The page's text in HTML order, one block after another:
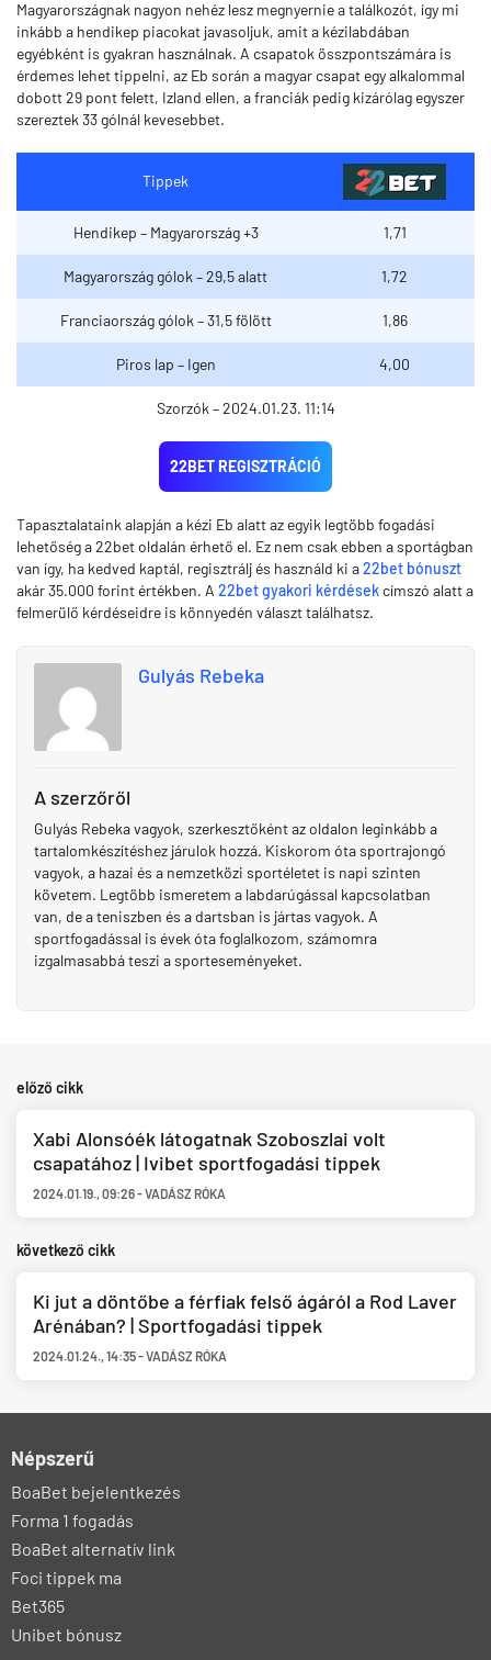
Magyarországnak nagyon nehéz lesz megnyernie a találkozót, így mi
inkább a hendikep piacokat javasoljuk, amit a kézilabdában
egyébként is gyakran használnak. A csapatok összpontszámára is
érdemes lehet tippelni, az Eb során a magyar csapat egy alkalommal
dobott 29 pont felett, Izland ellen, a franciák pedig kizárólag egyszer
szereztek 33 gólnál kevesebbet.
Tippek
Hendikep – Magyarország +3 1,71
Magyarország gólok – 29,5 alatt 1,72
Franciaország gólok – 31,5 fölött 1,86
Piros lap – Igen 4,00
Szorzók – 2024.01.23. 11:14
22BET REGISZTRÁCIÓ
Tapasztalataink alapján a kézi Eb alatt az egyik legtöbb fogadási
lehetőség a 22bet oldalán érhető el. Ez nem csak ebben a sportágban
van így, ha kedved kaptál, regisztrálj és használd ki a22bet bónuszt
akár 35.000 forint értékben. A 22bet gyakori kérdések címszó alatt a
felmerülő kérdéseidre is könnyedén választ találhatsz.
Gulyás Rebeka
A szerzőről
Gulyás Rebeka vagyok, szerkesztőként az oldalon leginkább a
tartalomkészítéshez járulok hozzá. Kiskorom óta sportrajongó
vagyok, a hazai és a nemzetközi sportéletet is napi szinten
követem. Legtöbb ismeretem a labdarúgással kapcsolatban
van, de a teniszben és a dartsban is jártas vagyok. A
sportfogadással is évek óta foglalkozom, számomra
izgalmasabbá teszi a sporteseményeket.
előző cikk
Xabi Alonsóék látogatnak Szoboszlai volt
csapatához | Ivibet sportfogadási tippek
2024.01.19.,09:26-VADÁSZ RÓKA
következő cikk
Ki jut a döntőbe a férfiak felső ágáról a Rod Laver
Arénában? | Sportfogadási tippek
2024.01.24.,14:35-VADÁSZ RÓKA
Népszerű
BoaBet bejelentkezés
Forma 1 fogadás
BoaBet alternatív link
Foci tippek ma
Bet365
Unibet bónusz